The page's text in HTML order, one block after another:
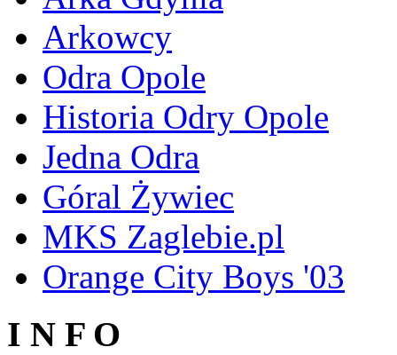
Arkowcy
Odra Opole
Historia Odry Opole
Jedna Odra
Góral Żywiec
MKS Zaglebie.pl
Orange City Boys '03
I N F O